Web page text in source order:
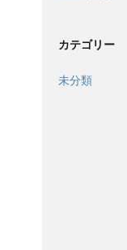
カテゴリー
未分類